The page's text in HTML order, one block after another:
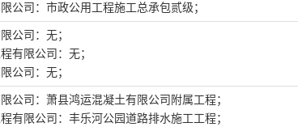
公司 ： 市政公用工程施工总承包贰级 ；
公司 ：无；
有限公司 ：无；
公司 ：无；
公司 ： 萧县鸿运混凝土有限公司附属工程；
有限公司 ：丰乐河公园道路排水施工工程；